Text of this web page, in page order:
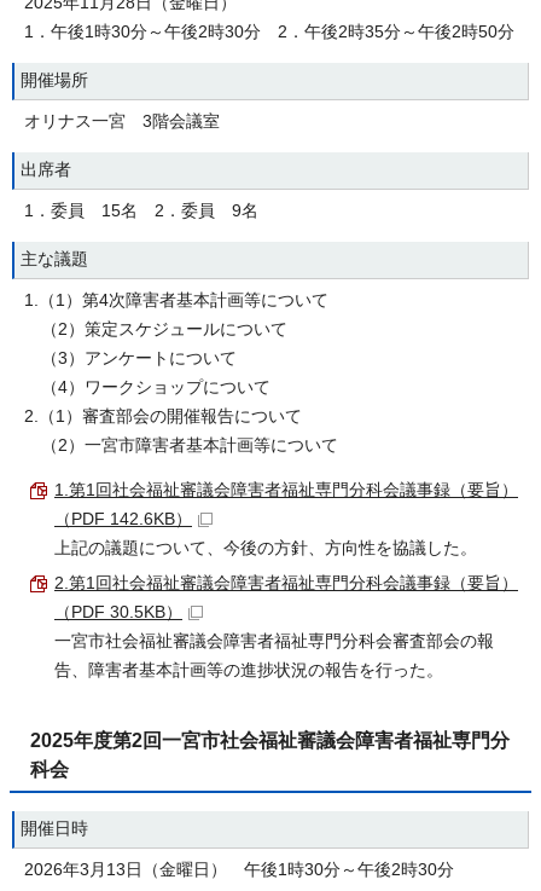
1．午後1時30分～午後2時30分 2．午後2時35分～午後2時50分
開催場所
オリナス一宮 3階会議室
出席者
1．委員 15名 2．委員 9名
主な議題
1.（1）第4次障害者基本計画等について
（2）策定スケジュールについて
（3）アンケートについて
（4）ワークショップについて
2.（1）審査部会の開催報告について
（2）一宮市障害者基本計画等について
1.第1回社会福祉審議会障害者福祉専門分科会議事録（要旨）
（PDF 142.6KB）
上記の議題について、今後の方針、方向性を協議した。
2.第1回社会福祉審議会障害者福祉専門分科会議事録（要旨）
（PDF 30.5KB）
一宮市社会福祉審議会障害者福祉専門分科会審査部会の報
告、障害者基本計画等の進捗状況の報告を行った。
2025年度第2回一宮市社会福祉審議会障害者福祉専門分
科会
開催日時
2026年3月13日（金曜日） 午後1時30分～午後2時30分